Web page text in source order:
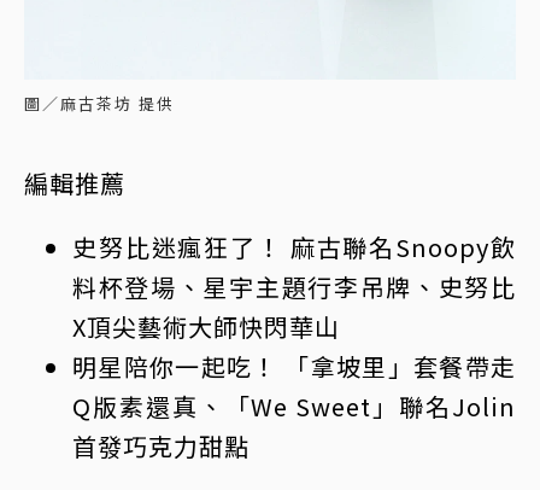
圖／麻古茶坊 提供
編輯推薦
史努比迷瘋狂了！ 麻古聯名Snoopy飲
料杯登場、星宇主題行李吊牌、史努比
X頂尖藝術大師快閃華山
明星陪你一起吃！ 「拿坡里」套餐帶走
Q版素還真、「We Sweet」聯名Jolin
首發巧克力甜點